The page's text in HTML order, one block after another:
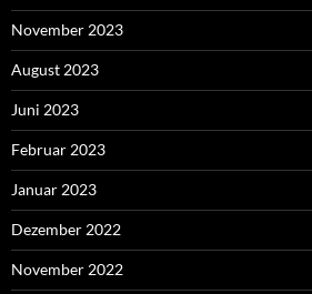
November 2023
August 2023
Juni 2023
Februar 2023
Januar 2023
Dezember 2022
November 2022